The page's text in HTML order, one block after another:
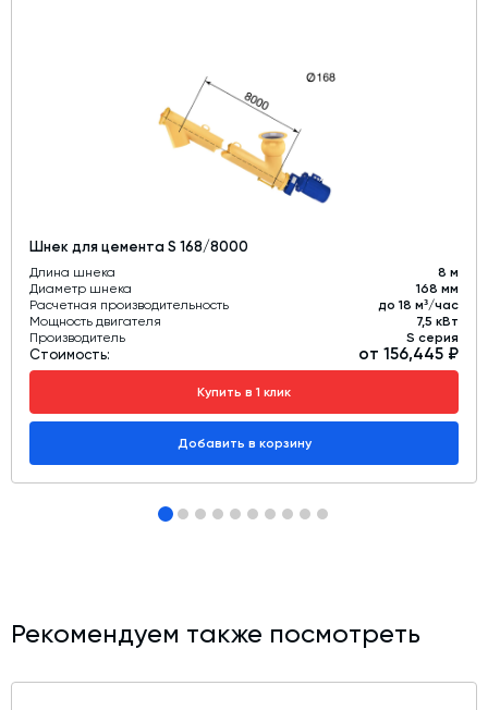
Шнек для цемента S 168/8000
Длина шнека
8 м
Диаметр шнека
168 мм
Расчетная производительность
до 18 м³/час
Мощность двигателя
7,5 кВт
Производитель
S серия
Стоимость: от 156,445 ₽
Купить в 1 клик
Добавить в корзину
Рекомендуем также посмотреть